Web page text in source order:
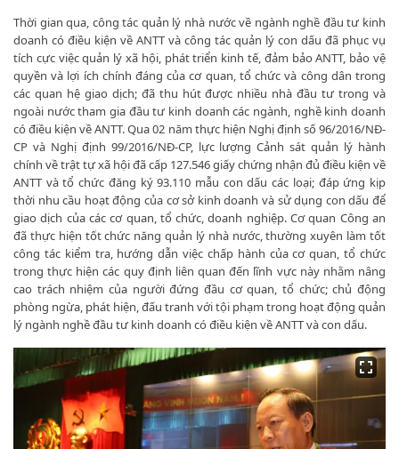
Thời gian qua, công tác quản lý nhà nước về ngành nghề đầu tư kinh
doanh có điều kiện về ANTT và công tác quản lý con dấu đã phục vụ
tích cực việc quản lý xã hội, phát triển kinh tế, đảm bảo ANTT, bảo vệ
quyền và lợi ích chính đáng của cơ quan, tổ chức và công dân trong
các quan hệ giao dịch; đã thu hút được nhiều nhà đầu tư trong và
ngoài nước tham gia đầu tư kinh doanh các ngành, nghề kinh doanh
có điều kiện về ANTT. Qua 02 năm thực hiện Nghị định số 96/2016/NĐ-
CP và Nghị định 99/2016/NĐ-CP, lực lượng Cảnh sát quản lý hành
chính về trật tự xã hội đã cấp 127.546 giấy chứng nhận đủ điều kiện về
ANTT và tổ chức đăng ký 93.110 mẫu con dấu các loại; đáp ứng kịp
thời nhu cầu hoạt động của cơ sở kinh doanh và sử dụng con dấu để
giao dịch của các cơ quan, tổ chức, doanh nghiệp. Cơ quan Công an
đã thực hiện tốt chức năng quản lý nhà nước, thường xuyên làm tốt
công tác kiểm tra, hướng dẫn việc chấp hành của cơ quan, tổ chức
trong thực hiện các quy định liên quan đến lĩnh vực này nhằm nâng
cao trách nhiệm của người đứng đầu cơ quan, tổ chức; chủ động
phòng ngừa, phát hiện, đấu tranh với tội phạm trong hoạt động quản
lý ngành nghề đầu tư kinh doanh có điều kiện về ANTT và con dấu.